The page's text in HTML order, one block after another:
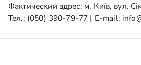
Фактический адрес: м. Київ, вул.
Тел.: (050) 390-79-77 | E-mail: